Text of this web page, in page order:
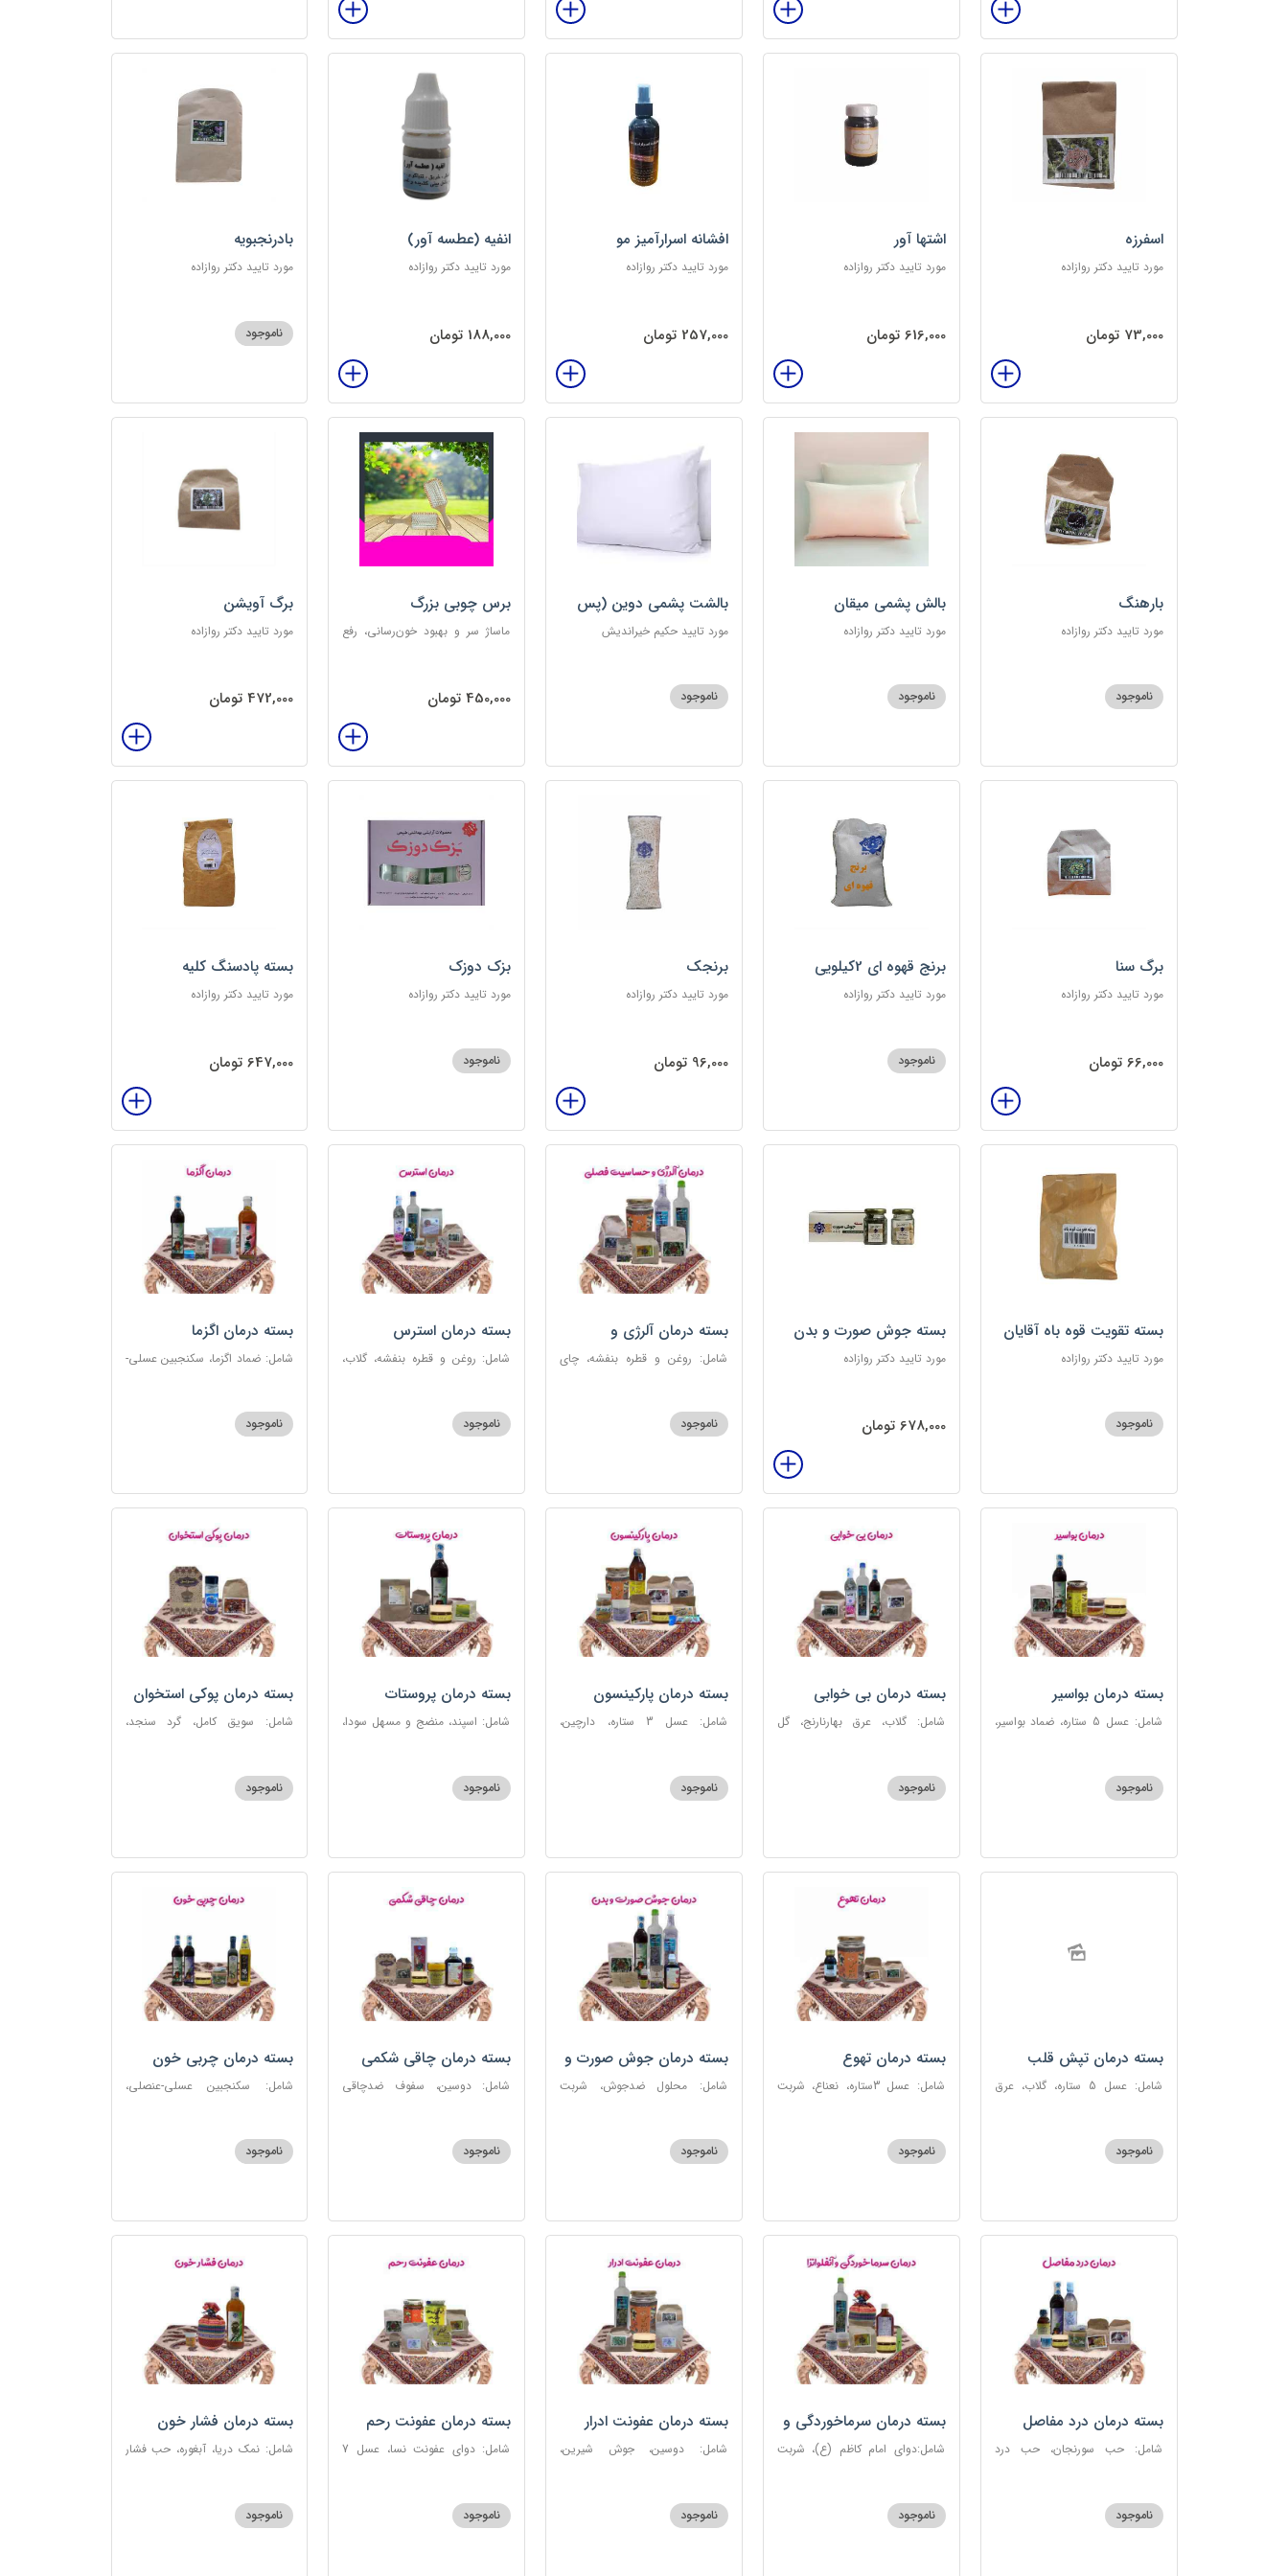
اسفرزه
مورد تایید دکتر روازاده
73,000 تومان
اشتها آور
مورد تایید دکتر روازاده
616,000 تومان
افشانه اسرارآمیز مو
مورد تایید دکتر روازاده
257,000 تومان
انفیه (عطسه آور)
مورد تایید دکتر روازاده
188,000 تومان
بادرنجبویه
مورد تایید دکتر روازاده
ناموجود
بارهنگ
مورد تایید دکتر روازاده
ناموجود
بالش پشمی میقان
مورد تایید دکتر روازاده
ناموجود
بالشت پشمی دوین (پس
کرایه)
مورد تایید حکیم خیراندیش
ناموجود
برس چوبی بزرگ
ماساژ سر و بهبود خون‌رسانی، رفع
450,000 تومان
برگ آویشن
مورد تایید دکتر روازاده
472,000 تومان
برگ سنا
مورد تایید دکتر روازاده
66,000 تومان
برنج قهوه ای 2کیلویی
مورد تایید دکتر روازاده
ناموجود
برنجک
مورد تایید دکتر روازاده
96,000 تومان
بزک دوزک
مورد تایید دکتر روازاده
ناموجود
بسته پادسنگ کلیه
مورد تایید دکتر روازاده
647,000 تومان
بسته تقویت قوه باه آقایان
مورد تایید دکتر روازاده
ناموجود
بسته جوش صورت و بدن
مورد تایید دکتر روازاده
678,000 تومان
بسته درمان آلرژی و
حساسیت فصلی
شامل: روغن و قطره بنفشه، چای
3 ستاره ناموجود
بسته درمان استرس
شامل: روغن و قطره بنفشه، گلاب،
گل، بهارنارنج، چای مبارک
ناموجود
بسته درمان اگزما
شامل: ضماد اگزما، سکنجبین عسلی-
110ناموجود
بسته درمان بواسیر
شامل: عسل 5 ستاره، ضماد بواسیر،
ناموجود
بسته درمان بی خوابی
شامل: گلاب، عرق بهارنارنج، گل
ناموجود
بسته درمان پارکینسون
شامل: عسل 3 ستاره، دارچین،
گل، حب تقویت حافظه
ناموجود
بسته درمان پروستات
شامل: اسپند، منضج و مسهل سودا،
ناموجود
بسته درمان پوکی استخوان
شامل: سویق کامل، گرد سنجد،
ناموجود
بسته درمان تپش قلب
شامل: عسل 5 ستاره، گلاب، عرق
ناموجود
بسته درمان تهوع
شامل: عسل 3ستاره، نعناع، شربت
ناموجود
بسته درمان جوش صورت و
بدن
شامل: محلول ضدجوش، شربت
خاکشیر، صابون شغاری قهوه ای،
روغن و قطره بنفشه
ناموجود
بسته درمان چاقی شکمی
شامل: دوسین، سفوف ضدچاقی
ناموجود
بسته درمان چربی خون
شامل: سکنجبین عسلی-عنصلی،
ناموجود
بسته درمان درد مفاصل
شامل: حب سورنجان، حب درد
دوغ شتر، روغن گرم کد123
ناموجود
بسته درمان سرماخوردگی و
آنفلوانزا
شامل:دوای امام کاظم (ع)، شربت
دریاناموجود
بسته درمان عفونت ادرار
شامل: دوسین، جوش شیرین،
ناموجود
بسته درمان عفونت رحم
شامل: دوای عفونت نسا، عسل 7
اعلاناموجود
بسته درمان فشار خون
شامل: نمک دریا، آبغوره، حب فشار
ناموجود